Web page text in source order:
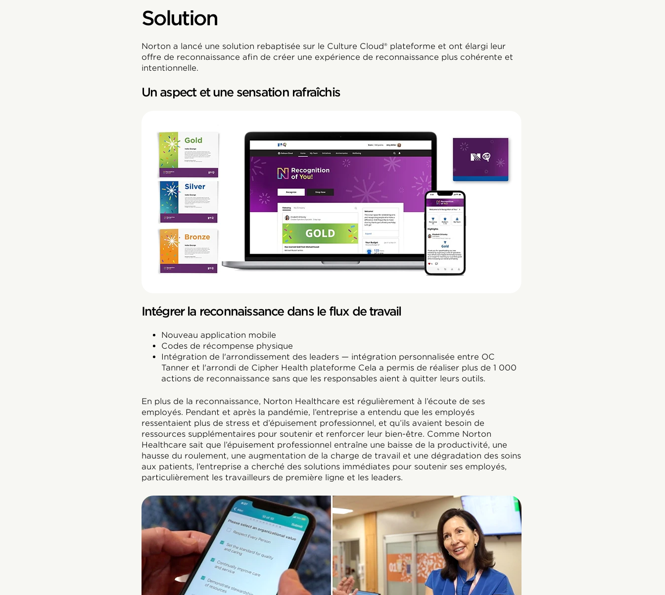
Solution
Norton a lancé une solution rebaptisée sur le Culture Cloud® plateforme et ont élargi leur
offre de reconnaissance afin de créer une expérience de reconnaissance plus cohérente et
intentionnelle.
Un aspect et une sensation rafraîchis
Intégrer la reconnaissance dans le flux de travail
Nouveau application mobile
Codes de récompense physique
Intégration de l'arrondissement des leaders — intégration personnalisée entre OC
Tanner et l'arrondi de Cipher Health plateforme Cela a permis de réaliser plus de 1 000
actions de reconnaissance sans que les responsables aient à quitter leurs outils.
En plus de la reconnaissance, Norton Healthcare est régulièrement à l’écoute de ses
employés. Pendant et après la pandémie, l’entreprise a entendu que les employés
ressentaient plus de stress et d’épuisement professionnel, et qu’ils avaient besoin de
ressources supplémentaires pour soutenir et renforcer leur bien-être. Comme Norton
Healthcare sait que l’épuisement professionnel entraîne une baisse de la productivité, une
hausse du roulement, une augmentation de la charge de travail et une dégradation des soins
aux patients, l’entreprise a cherché des solutions immédiates pour soutenir ses employés,
particulièrement les travailleurs de première ligne et les leaders.